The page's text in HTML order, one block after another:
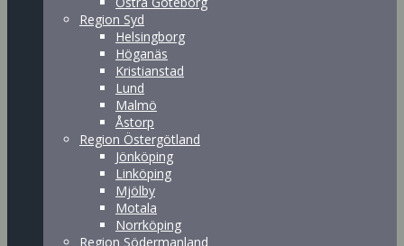
Region Syd
Helsingborg
Höganäs
Kristianstad
Lund
Malmö
Åstorp
Region Östergötland
Jönköping
Linköping
Mjölby
Motala
Norrköping
Region Södermanland